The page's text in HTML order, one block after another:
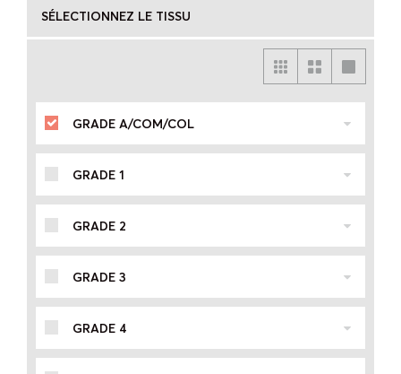
SÉLECTIONNEZ LE TISSU
GRADE A/COM/COL
GRADE 1
GRADE 2
GRADE 3
GRADE 4